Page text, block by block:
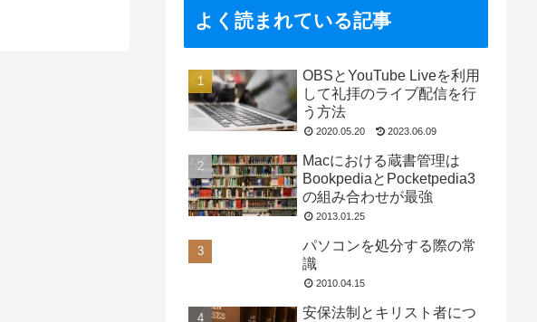
よく読まれている記事
OBSとYouTube Liveを利用
して礼拝のライブ配信を行
う方法
2020.05.20 2023.06.09
Macにおける蔵書管理は
BookpediaとPocketpedia3
の組み合わせが最強
2013.01.25
パソコンを処分する際の常
識
2010.04.15
安保法制とキリスト者につ